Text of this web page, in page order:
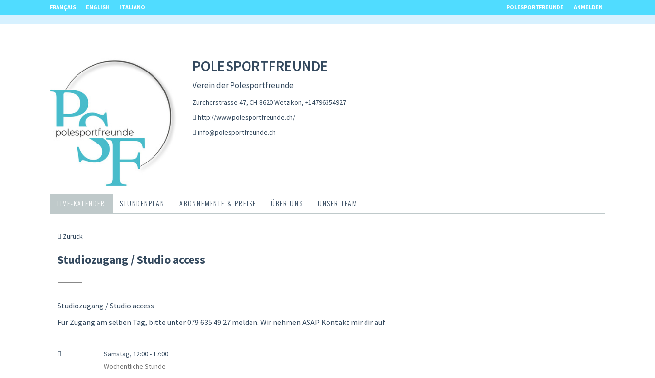
FRANÇAIS ENGLISH ITALIANO POLESPORTFREUNDE ANMELDEN
POLESPORTFREUNDE
Verein der Polesportfreunde
Zürcherstrasse 47, CH-8620 Wetzikon, +14796354927
http://www.polesportfreunde.ch/
info@polesportfreunde.ch
LIVE-KALENDER STUNDENPLAN ABONNEMENTE & PREISE ÜBER UNS UNSER TEAM
Zurück
Studiozugang / Studio access
Studiozugang / Studio access
Für Zugang am selben Tag, bitte unter 079 635 49 27 melden. Wir nehmen ASAP Kontakt mir dir auf.
Samstag, 12:00 - 17:00
Wöchentliche Stunde